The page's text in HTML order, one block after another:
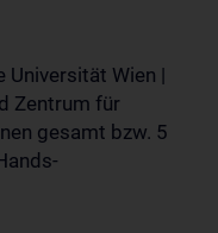
Universität Wien |
Zentrum für
gesamt bzw. 5